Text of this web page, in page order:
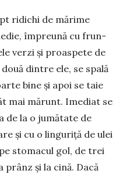
ridichi de mărime
împreună cu frun­
verzi și proaspete de
două dintre ele, se spală
bine și apoi se taie
mai mărunt. Imediat se
de la o jumătate de
și cu o lin­gu­riță de ulei
sto­macul gol, de trei
prânz și la cină. Dacă